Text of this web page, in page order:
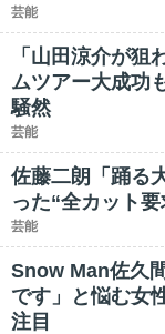
芸能
「山田涼介が
ムツアー大成功
騒然
芸能
佐藤二朗「踊る
った“全カット
芸能
Snow Man佐久
です」と悩む女
注目